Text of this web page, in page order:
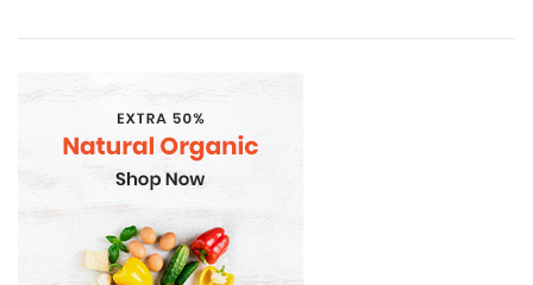
Dažadi no veca sakartojuma (PVN 12%)
E-Cigaretes
Gramatvedibas
Kosmētika un higiēnas produkti
Mājsaimniecības preces
Organic